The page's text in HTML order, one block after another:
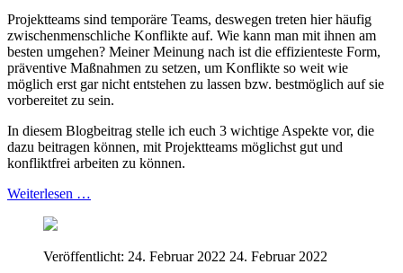
Projektteams sind temporäre Teams, deswegen treten hier häufig
zwischenmenschliche Konflikte auf. Wie kann man mit ihnen am
besten umgehen? Meiner Meinung nach ist die effizienteste Form,
präventive Maßnahmen zu setzen, um Konflikte so weit wie
möglich erst gar nicht entstehen zu lassen bzw. bestmöglich auf sie
vorbereitet zu sein.
In diesem Blogbeitrag stelle ich euch 3 wichtige Aspekte vor, die
dazu beitragen können, mit Projektteams möglichst gut und
konfliktfrei arbeiten zu können.
Weiterlesen …
Veröffentlicht: 24. Februar 2022 24. Februar 2022